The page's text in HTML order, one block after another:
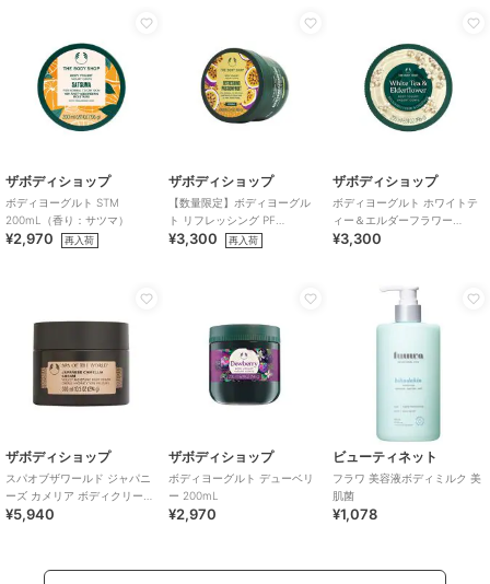
ザボディショップ
ボディヨーグルト STM
200mL（香り：サツマ）
¥2,970 再入荷
ザボディショップ
【数量限定】ボディヨーグル
ト リフレッシング PF
200mL（香り：パッションフ
¥3,300 再入荷
ザボディショップ
ボディヨーグルト ホワイトテ
ィー＆エルダーフラワー
200mL
¥3,300
ザボディショップ
スパオブザワールド ジャパニ
ーズ カメリア ボディクリーム
300mL
¥5,940
ザボディショップ
ボディヨーグルト デューベリ
ー 200mL
¥2,970
ビューティネット
フラワ 美容液ボディミルク 美
肌菌
¥1,078